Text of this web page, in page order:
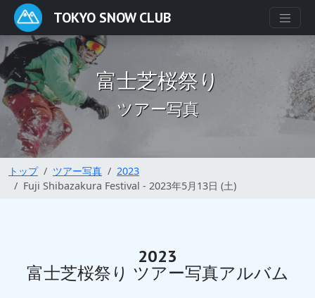
TOKYO SNOW CLUB
富士芝桜祭り
ツアー写真
トップ ツアー写真
2023
Fuji Shibazakura Festival - 2023年5月13日 (土)
2023
富士芝桜祭り ツアー写真アルバム